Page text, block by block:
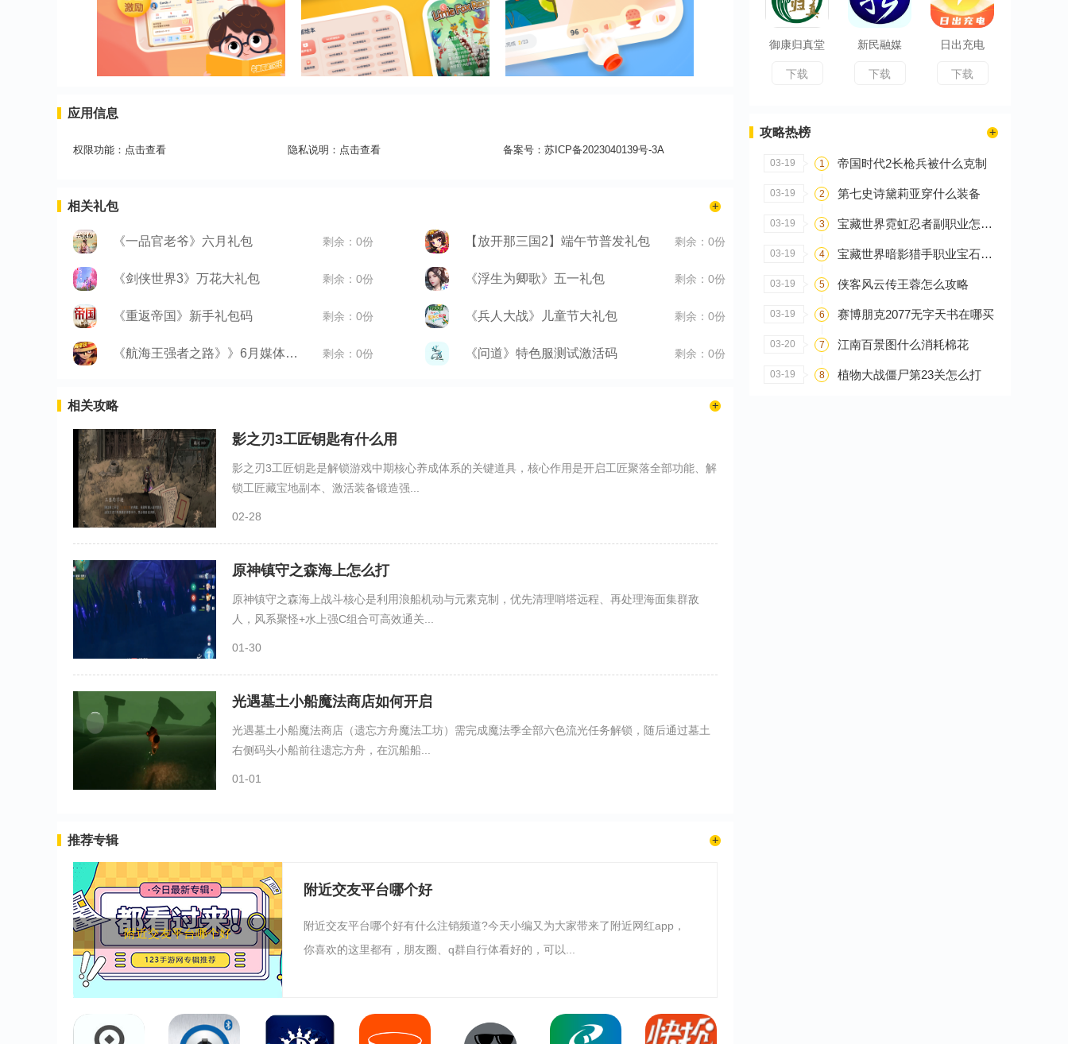
应用信息
权限功能： 点击查看 隐私说明： 点击查看 备案号： 苏ICP备2023040139号-3A
相关礼包
《一品官老爷》六月礼包 剩余：0份 【放开那三国2】端午节普发礼包 剩余：0份
《剑侠世界3》万花大礼包 剩余：0份 《浮生为卿歌》五一礼包 剩余：0份
《重返帝国》新手礼包码 剩余：0份 《兵人大战》儿童节大礼包 剩余：0份
《航海王强者之路》》6月媒体礼包 剩余：0份 《问道》特色服测试激活码 剩余：0份
相关攻略
影之刃3工匠钥匙有什么用
影之刃3工匠钥匙是解锁游戏中期核心养成体系的关键道具，核心作用是开启工匠聚落全部功能、解
锁工匠藏宝地副本、激活装备锻造强...
02-28
原神镇守之森海上怎么打
原神镇守之森海上战斗核心是利用浪船机动与元素克制，优先清理哨塔远程、再处理海面集群敌
人，风系聚怪+水上强C组合可高效通关...
01-30
光遇墓土小船魔法商店如何开启
光遇墓土小船魔法商店（遗忘方舟魔法工坊）需完成魔法季全部六色流光任务解锁，随后通过墓土
右侧码头小船前往遗忘方舟，在沉船船...
01-01
推荐专辑
附近交友平台哪个好
附近交友平台哪个好
附近交友平台哪个好有什么注销频道?今天小编又为大家带来了附近网红app，
你喜欢的这里都有，朋友圈、q群自行体看好的，可以...
御康归真堂
下载
新民融媒
下载
日出充电
下载
攻略热榜
03-19 1 帝国时代2长枪兵被什么克制
03-19 2 第七史诗黛莉亚穿什么装备
03-19 3 宝藏世界霓虹忍者副职业怎么选
03-19 4 宝藏世界暗影猎手职业宝石怎么搭配
03-19 5 侠客风云传王蓉怎么攻略
03-19 6 赛博朋克2077无字天书在哪买
03-20 7 江南百景图什么消耗棉花
03-19 8 植物大战僵尸第23关怎么打